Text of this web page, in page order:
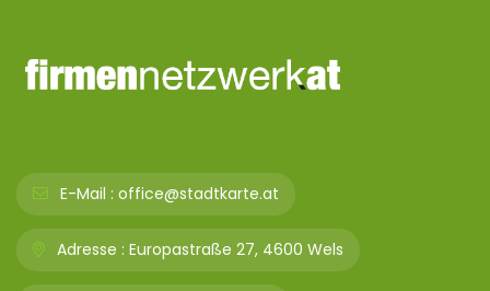
E-Mail : office@stadtkarte.at
Adresse : Europastraße 27, 4600 Wels